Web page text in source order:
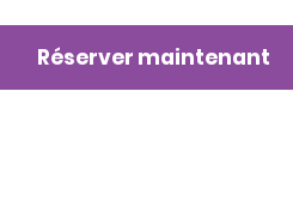
Réserver maintenant